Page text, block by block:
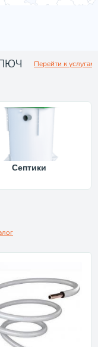
Перейти к услугам
Септики